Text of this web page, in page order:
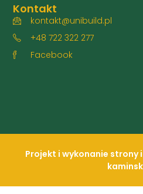
Kontakt
kontakt@unibuild.pl
+48 722 322 277
Facebook
Projekt i wykonanie